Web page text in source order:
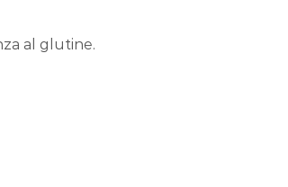
al glutine.